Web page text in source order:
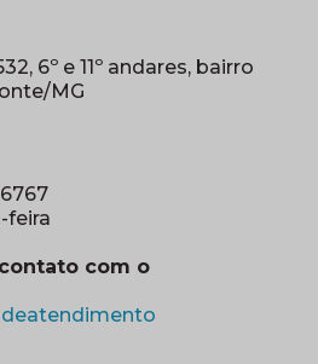
6º e 11º andares, bairro
MG
feira
com o